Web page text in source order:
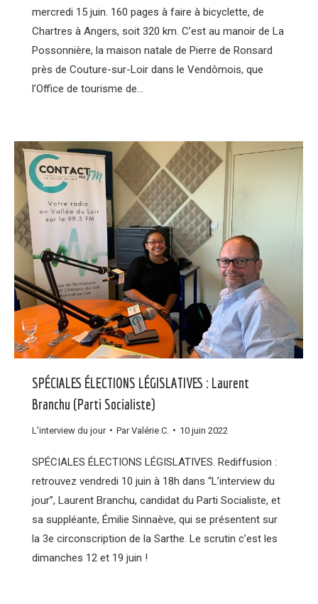
mercredi 15 juin. 160 pages à faire à bicyclette, de
Chartres à Angers, soit 320 km. C’est au manoir de La
Possonnière, la maison natale de Pierre de Ronsard
près de Couture-sur-Loir dans le Vendômois, que
l’Office de tourisme de…
SPÉCIALES ÉLECTIONS LÉGISLATIVES : Laurent
Branchu (Parti Socialiste)
L'interview du jour ParValérie C. 10 juin 2022
SPÉCIALES ÉLECTIONS LÉGISLATIVES. Rediffusion :
retrouvez vendredi 10 juin à 18h dans “L’interview du
jour”, Laurent Branchu, candidat du Parti Socialiste, et
sa suppléante, Émilie Sinnaève, qui se présentent sur
la 3e circonscription de la Sarthe. Le scrutin c’est les
dimanches 12 et 19 juin !